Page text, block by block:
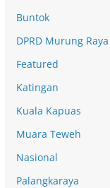
Buntok
DPRD Murung Raya
Featured
Katingan
Kuala Kapuas
Muara Teweh
Nasional
Palangkaraya